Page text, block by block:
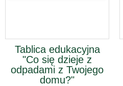
Tablica edukacyjna
"Co się dzieje z
odpadami z Twojego
domu?"